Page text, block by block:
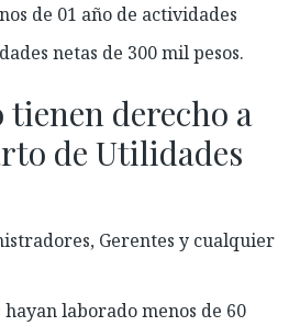
de 01 año de actividades
netas de 300 mil pesos.
tienen derecho a
de Utilidades
Gerentes y cualquier
laborado menos de 60